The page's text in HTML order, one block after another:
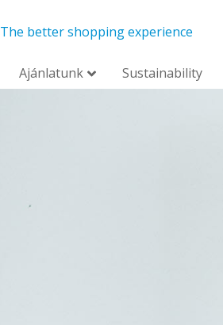
The better shopping experience
Ajánlatunk Sustainability